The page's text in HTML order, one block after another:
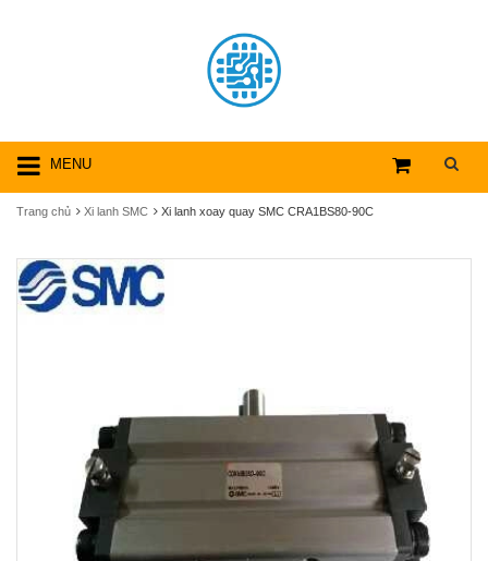
MENU
Trang chủ Xi lanh SMC Xi lanh xoay quay SMC CRA1BS80-90C